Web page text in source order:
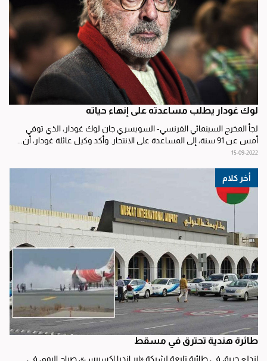
لوك غودار يطلب مساعدته على إنهاء حياته
لجأ المخرج السينمائي الفرنسي- السويسري جان لوك غودار، الذي توفي
أمس عن 91 سنة، إلى المساعدة على الانتحار. وأكد وكيل عائلة غودار، أن...
15-09-2022
أخر كلام
طائرة هندية تحترق في مسقط
اندلع حريق في طائرة تابعة لشركة «إير إنديا إكسبرس»، صباح اليوم، في